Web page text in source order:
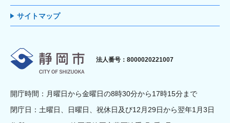
サイトマップ
静岡市
法人番号：8000020221007
開庁時間：月曜日から金曜日の8時30分から17時15分まで
閉庁日：土曜日、日曜日、祝休日及び12月29日から翌年1月3日